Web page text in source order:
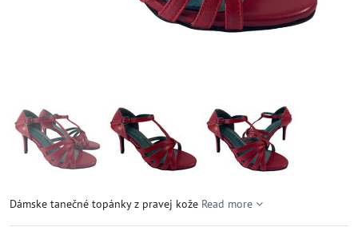
Dámske tanečné topánky z pravej kože Read more